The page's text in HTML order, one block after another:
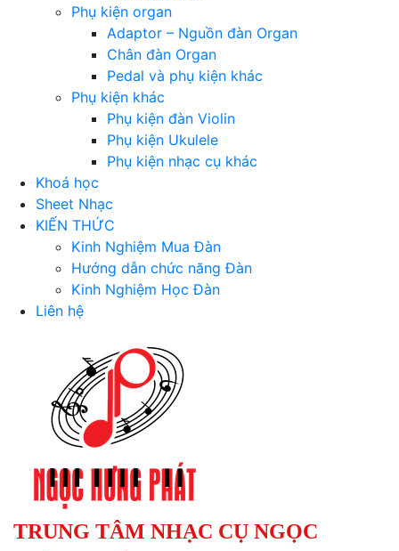
Phụ kiện organ
Adaptor – Nguồn đàn Organ
Chân đàn Organ
Pedal và phụ kiện khác
Phụ kiện khác
Phụ kiện đàn Violin
Phụ kiện Ukulele
Phụ kiện nhạc cụ khác
Khoá học
Sheet Nhạc
KIẾN THỨC
Kinh Nghiệm Mua Đàn
Hướng dẫn chức năng Đàn
Kinh Nghiệm Học Đàn
Liên hệ
TRUNG TÂM NHẠC CỤ NGỌC